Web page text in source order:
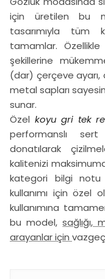
için üretilen bu
tasarımıyla tüm
tamamlar.
şekillerine
(dar) çerçeve ayarı,
metal sapları
sunar.
Özel koyu gri tek
performanslı
donatılarak
kalitenizi maksimuma
kategori bilgi
kullanımı için özel
kullanımına
bu model,sağlığı,
arayanlar için